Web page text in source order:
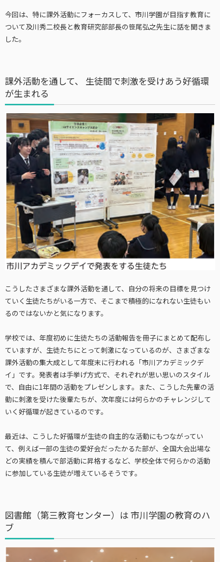
今回は、特に課外活動にフォーカスして、市川学園が目指す教育に
ついて及川秀二校長と教育研究部部長の笹尾弘之先生に話を聞きま
した。
課外活動を通して、 生徒間で刺激を受けあう好循環
が生まれる
こうしたさまざまな課外活動を通して、自分の将来の目標を見つけ
ていく生徒たちがいる一方で、そこまで積極的になれない生徒もい
るのではないかと気になります。
学校では、年度初めに生徒たちの活動報告を冊子にまとめて配布し
ていますが、生徒たちにとって刺激になっているのが、さまざまな
課外活動の集大成として年度末に行われる「市川アカデミックデ
イ」です。発表者は手挙げ方式で、それぞれが思い思いのスタイル
で、自由に1年間の活動をプレゼンします。また、こうした先輩の活
動に刺激を受けた後輩たちが、次年度には何らかのチャレンジして
いく好循環が起きているのです。
最近は、こうした好循環が生徒の自主的な活動にもつながってい
て、例えば一部の生徒の愛好会だったかるた部が、全国大会出場な
どの実績を積んで部活動に昇格するなど、学校全体で何らかの活動
に参加している生徒が増えているそうです。
図書館（第三教育センター）は 市川学園の教育のハ
ブ